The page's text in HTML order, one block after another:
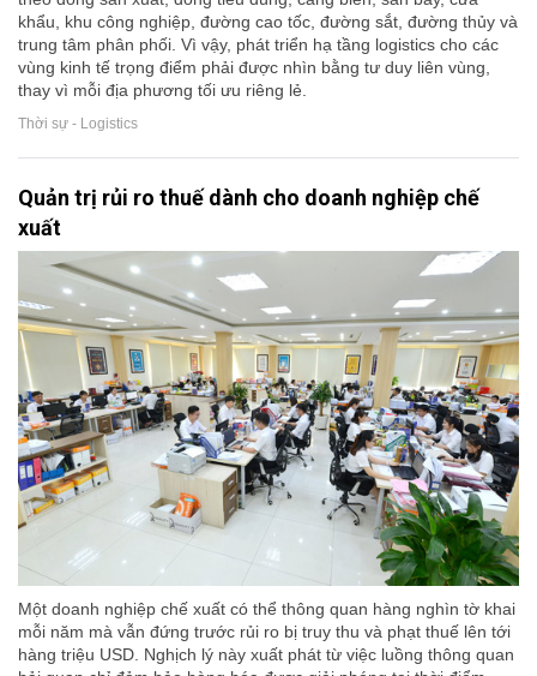
khẩu, khu công nghiệp, đường cao tốc, đường sắt, đường thủy và
trung tâm phân phối. Vì vậy, phát triển hạ tầng logistics cho các
vùng kinh tế trọng điểm phải được nhìn bằng tư duy liên vùng,
thay vì mỗi địa phương tối ưu riêng lẻ.
Thời sự - Logistics
Quản trị rủi ro thuế dành cho doanh nghiệp chế
xuất
Một doanh nghiệp chế xuất có thể thông quan hàng nghìn tờ khai
mỗi năm mà vẫn đứng trước rủi ro bị truy thu và phạt thuế lên tới
hàng triệu USD. Nghịch lý này xuất phát từ việc luồng thông quan